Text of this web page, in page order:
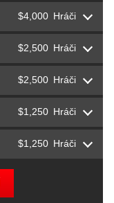
$4,000 Hráči
$2,500 Hráči
$2,500 Hráči
$1,250 Hráči
$1,250 Hráči